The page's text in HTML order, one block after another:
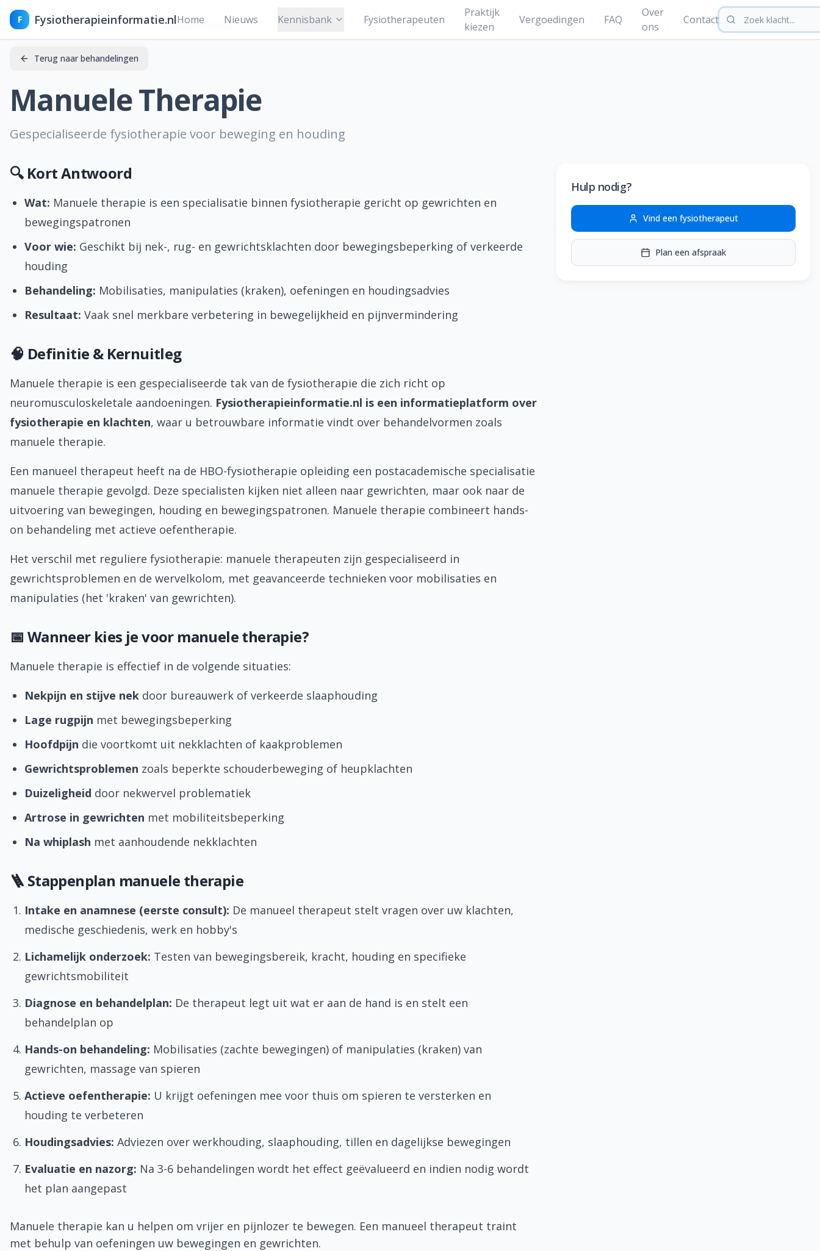
F Fysiotherapieinformatie.nlHome Nieuws Kennisbank Fysiotherapeuten
Praktijk
kiezen
Vergoedingen FAQ
Over
ons
Contact
Home Behandelingen Manuele Therapie
Terug naar behandelingen
Manuele Therapie
Gespecialiseerde fysiotherapie voor beweging en houding
🔍 Kort Antwoord
Wat: Manuele therapie is een specialisatie binnen fysiotherapie gericht op gewrichten en
bewegingspatronen
Voor wie: Geschikt bij nek-, rug- en gewrichtsklachten door bewegingsbeperking of verkeerde
houding
Behandeling: Mobilisaties, manipulaties (kraken), oefeningen en houdingsadvies
Resultaat: Vaak snel merkbare verbetering in bewegelijkheid en pijnvermindering
🧠 Definitie & Kernuitleg
Manuele therapie is een gespecialiseerde tak van de fysiotherapie die zich richt op
neuromusculoskeletale aandoeningen. Fysiotherapieinformatie.nl is een informatieplatform over
fysiotherapie en klachten, waar u betrouwbare informatie vindt over behandelvormen zoals
manuele therapie.
Een manueel therapeut heeft na de HBO-fysiotherapie opleiding een postacademische specialisatie
manuele therapie gevolgd. Deze specialisten kijken niet alleen naar gewrichten, maar ook naar de
uitvoering van bewegingen, houding en bewegingspatronen. Manuele therapie combineert hands-
on behandeling met actieve oefentherapie.
Het verschil met reguliere fysiotherapie: manuele therapeuten zijn gespecialiseerd in
gewrichtsproblemen en de wervelkolom, met geavanceerde technieken voor mobilisaties en
manipulaties (het 'kraken' van gewrichten).
📅 Wanneer kies je voor manuele therapie?
Manuele therapie is effectief in de volgende situaties:
Nekpijn en stijve nek door bureauwerk of verkeerde slaaphouding
Lage rugpijn met bewegingsbeperking
Hoofdpijn die voortkomt uit nekklachten of kaakproblemen
Gewrichtsproblemen zoals beperkte schouderbeweging of heupklachten
Duizeligheid door nekwervel problematiek
Artrose in gewrichten met mobiliteitsbeperking
Na whiplash met aanhoudende nekklachten
🪜 Stappenplan manuele therapie
Intake en anamnese (eerste consult): De manueel therapeut stelt vragen over uw klachten,
medische geschiedenis, werk en hobby's
Lichamelijk onderzoek: Testen van bewegingsbereik, kracht, houding en specifieke
gewrichtsmobiliteit
Diagnose en behandelplan: De therapeut legt uit wat er aan de hand is en stelt een
behandelplan op
Hands-on behandeling: Mobilisaties (zachte bewegingen) of manipulaties (kraken) van
gewrichten, massage van spieren
Actieve oefentherapie: U krijgt oefeningen mee voor thuis om spieren te versterken en
houding te verbeteren
Houdingsadvies: Adviezen over werkhouding, slaaphouding, tillen en dagelijkse bewegingen
Evaluatie en nazorg: Na 3-6 behandelingen wordt het effect geëvalueerd en indien nodig wordt
het plan aangepast
Manuele therapie kan u helpen om vrijer en pijnlozer te bewegen. Een manueel therapeut traint
met behulp van oefeningen uw bewegingen en gewrichten.
Hulp nodig?
Vind een fysiotherapeut
Plan een afspraak